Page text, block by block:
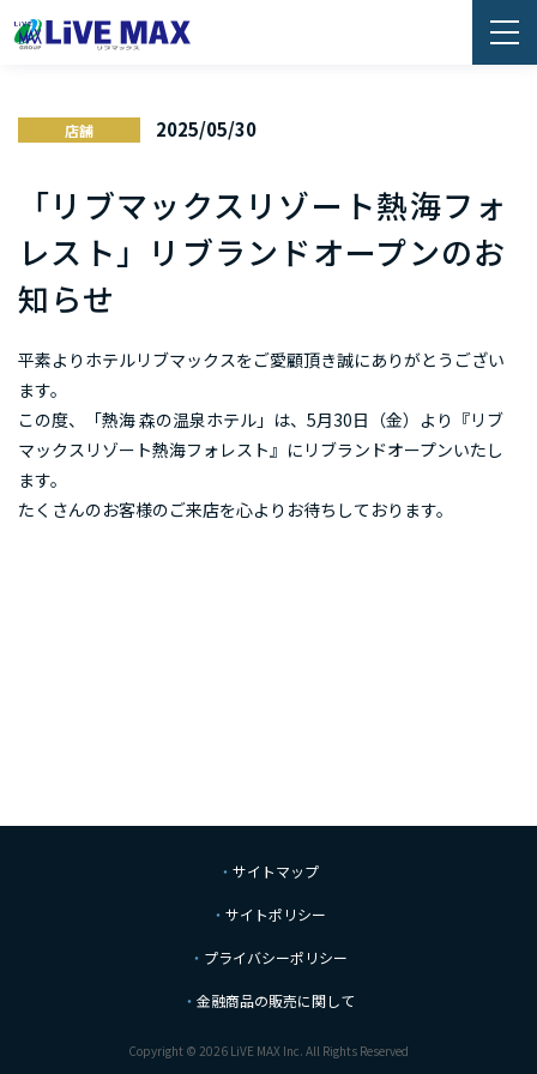
店舗 2025/05/30
「リブマックスリゾート熱海フォ
レスト」リブランドオープンのお
知らせ
平素よりホテルリブマックスをご愛顧頂き誠にありがとうござい
ます。
この度、「熱海 森の温泉ホテル」は、5月30日（金） より 『リブ
マックスリゾート熱海フォレスト』にリブランドオープンいたし
ます。
たくさんのお客様のご来店を心よりお待ちしております。
サイトマップ
サイトポリシー
プライバシーポリシー
金融商品の販売に関して
Copyright © 2026 LiVE MAX Inc. All Rights Reserved